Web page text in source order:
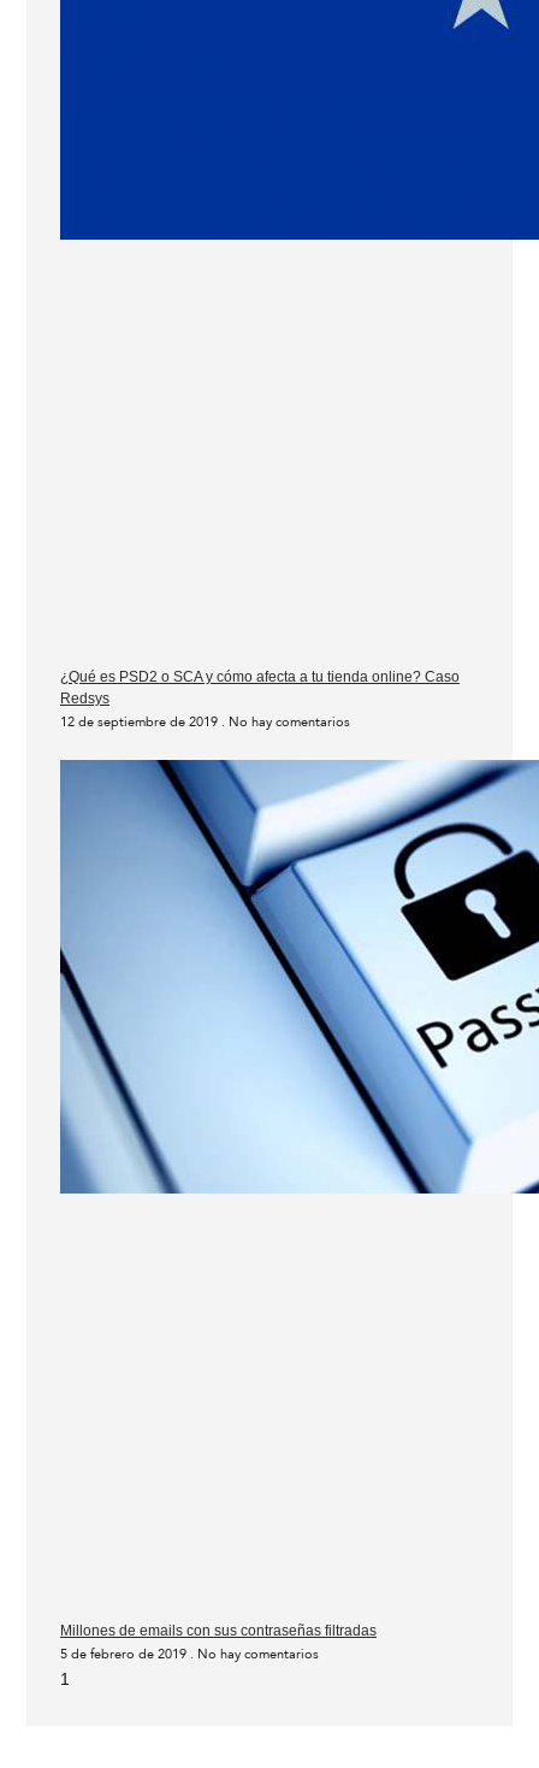
¿Qué es PSD2 o SCA y cómo afecta a tu tienda online? Caso
Redsys
12 de septiembre de 2019 No hay comentarios
Millones de emails con sus contraseñas filtradas
5 de febrero de 2019 No hay comentarios